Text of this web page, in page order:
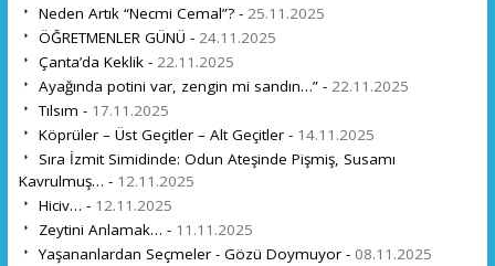
Neden Artık “Necmi Cemal”? - 25.11.2025
ÖĞRETMENLER GÜNÜ - 24.11.2025
Çanta’da Keklik - 22.11.2025
Ayağında potini var, zengin mi sandın…” - 22.11.2025
Tılsım - 17.11.2025
Köprüler – Üst Geçitler – Alt Geçitler - 14.11.2025
Sıra İzmit Simidinde: Odun Ateşinde Pişmiş, Susamı
Kavrulmuş… - 12.11.2025
Hiciv… - 12.11.2025
Zeytini Anlamak… - 11.11.2025
Yaşananlardan Seçmeler - Gözü Doymuyor - 08.11.2025